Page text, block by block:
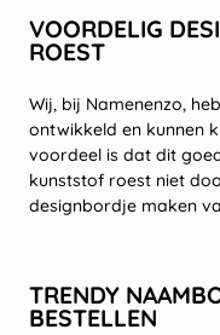
VOORDELIG
ROEST
Wij, bij Namenenzo,
ontwikkeld en kunnen
voordeel is dat dit
kunststof roest niet
designbordje maken
TRENDY
BESTELLEN